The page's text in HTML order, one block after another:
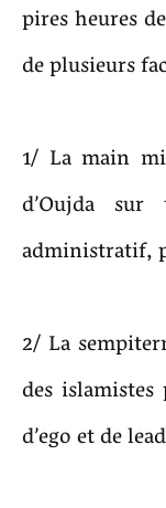
pires heures
de plusieurs
1/ La main
d’Oujda
administratif,
2/ La
des
d’ego et de